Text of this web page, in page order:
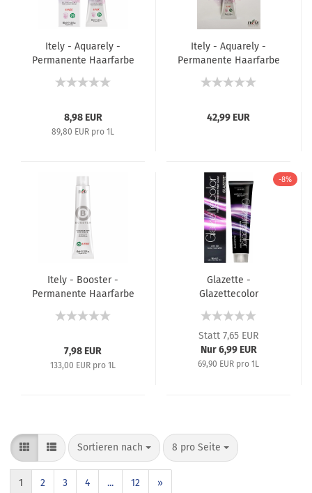
Itely - Aquarely -
Permanente Haarfarbe
8,98 EUR
89,80 EUR pro 1L
Itely - Aquarely -
Permanente Haarfarbe
42,99 EUR
Itely - Booster -
Permanente Haarfarbe
60 ml
7,98 EUR
133,00 EUR pro 1L
-8%
Glazette -
Glazettecolor
- 100 ml
Statt 7,65 EUR
Nur 6,99 EUR
69,90 EUR pro 1L
Sortieren nach 8 pro Seite
1 2 3 4 ... 12 »